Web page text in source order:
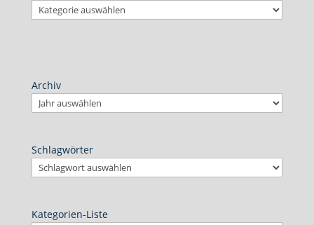
Archiv
Schlagwörter
Kategorien-Liste